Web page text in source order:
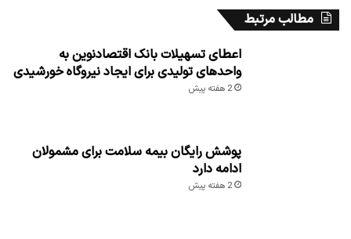
مطالب مرتبط
اعطای تسهیلات بانک اقتصادنوین به
واحدهای تولیدی برای ایجاد نیروگاه خورشیدی
2 هفته پیش
پوشش رایگان بیمه سلامت برای مشمولان
ادامه دارد
2 هفته پیش